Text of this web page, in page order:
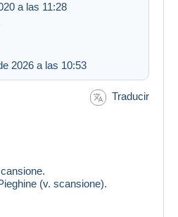
a las 11:28
2026 a las 10:53
Traducir
(v. scansione).